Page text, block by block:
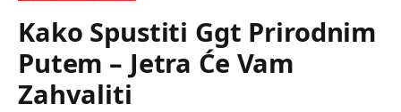
Kako Spustiti Ggt Prirodnim
Putem – Jetra Će Vam
Zahvaliti